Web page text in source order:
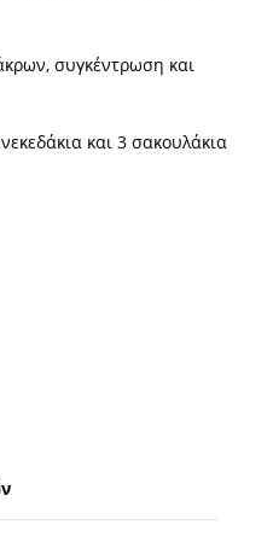
συγκέντρωση και
και 3 σακουλάκια